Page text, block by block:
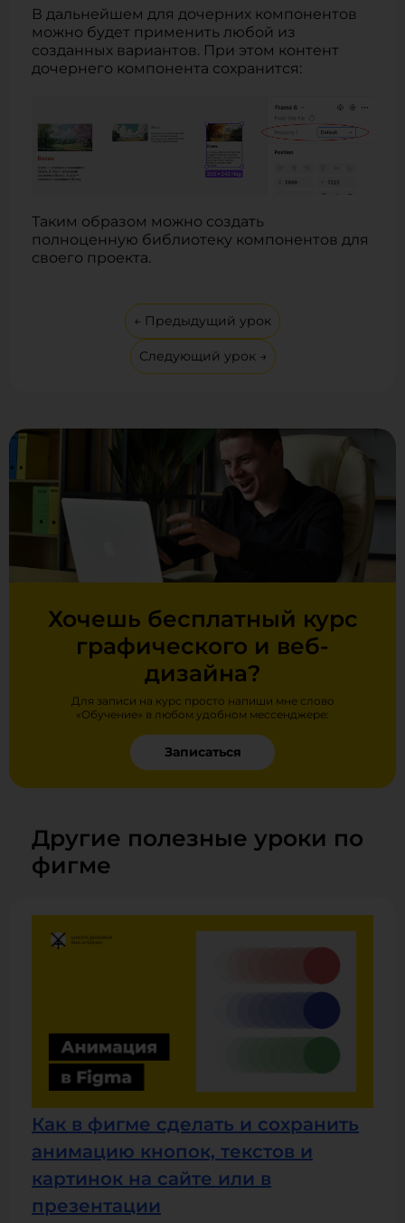
В дальнейшем для дочерних компонентов
можно будет применить любой из
созданных вариантов. При этом контент
дочернего компонента сохранится:
Таким образом можно создать
полноценную библиотеку компонентов для
своего проекта.
← Предыдущий урок
Следующий урок →
Хочешь бесплатный курс
графического и веб-
дизайна?
Для записи на курс просто напиши мне слово
«Обучение» в любом удобном мессенджере:
Записаться
Другие полезные уроки по
фигме
Как в фигме сделать и сохранить
анимацию кнопок, текстов и
картинок на сайте или в
презентации